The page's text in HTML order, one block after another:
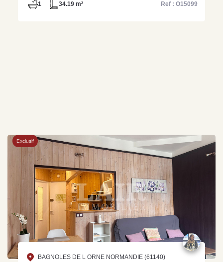
1 34.19 m² Ref : O15099
Exclusif
BAGNOLES DE L ORNE NORMANDIE (61140)